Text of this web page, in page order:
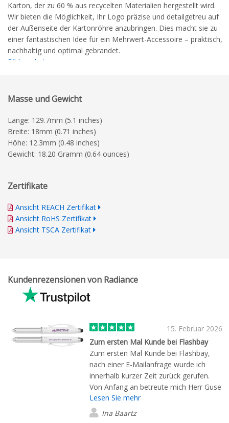
Karton, der zu 60 % aus recycelten Materialien hergestellt wird.
Wir bieten die Möglichkeit, Ihr Logo präzise und detailgetreu auf
der Außenseite der Kartonröhre anzubringen. Dies macht sie zu
einer fantastischen Idee für ein Mehrwert-Accessoire – praktisch,
nachhaltig und optimal gebrandet.
Bildergalerie
Masse und Gewicht
Länge: 129.7mm (5.1 inches)
Breite: 18mm (0.71 inches)
Höhe: 12.3mm (0.48 inches)
Gewicht: 18.20 Gramm (0.64 ounces)
Zertifikate
Ansicht REACH Zertifikat
Ansicht RoHS Zertifikat
Ansicht TSCA Zertifikat
Kundenrezensionen von Radiance
15. Februar 2026
Zum ersten Mal Kunde bei Flashbay
Zum ersten Mal Kunde bei Flashbay,
nach einer E-Mailanfrage wurde ich
innerhalb kurzer Zeit zurück gerufen.
Von Anfang an betreute mich Herr Guse
super freundlich, kompetent und mit
guten Ideen. Toll war es eine
kostenlose Mustersendung zu
Lesen Sie mehr
Ina Baartz